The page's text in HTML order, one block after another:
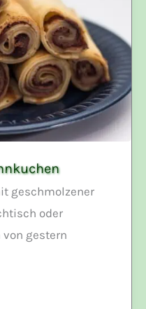
geschmolzener
oder
gestern